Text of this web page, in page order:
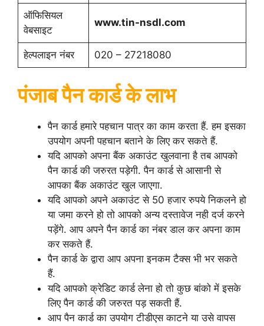
ऑफिसियल
वेबसाइट
www.tin-nsdl.com
हेल्पलाइन नंबर 020 – 27218080
पंजाब पैन कार्ड के लाभ
पैन कार्ड हमारे पहचान पात्र का काम करता हैं. हम इसका
उपयोग अपनी पहचान बताने के लिए कर सकते हैं.
यदि आपको अपना बैंक अकाउंट खुलवाना है तब आपको
पैन कार्ड की जरुरत पड़ेगी. पैन कार्ड से आसानी से
आपका बैंक अकाउंट खुल जाएगा.
यदि आपको अपने अकाउंट से 50 हजार रुपये निकलने हो
या जमा करने हो तो आपको अन्य दस्तावेज नही दर्ज करने
पड़ेंगे. आप अपने पैन कार्ड का नंबर डाल कर अपना काम
कर सकते हैं.
पैन कार्ड के द्वारा आप अपना इनकम टैक्स भी भर सकते
हैं.
यदि आपको क्रेडिट कार्ड लेना हो तो कुछ बांको में इसके
लिए पैन कार्ड की जरुरत पड़ सकती हैं.
आप पैन कार्ड का उपयोग टीडीएस काटने या उसे वापस